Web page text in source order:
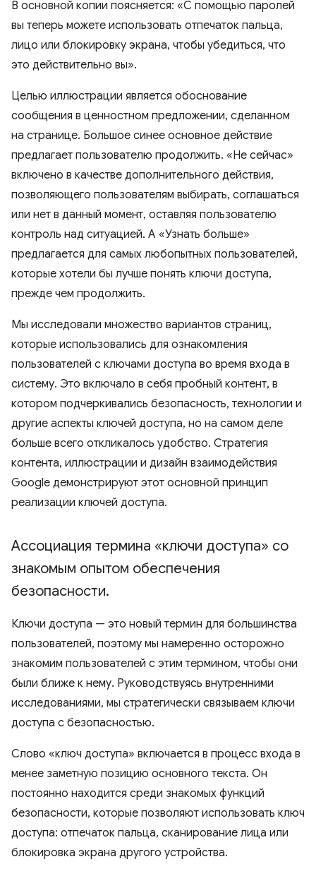
В основной копии поясняется: «С помощью паролей
вы теперь можете использовать отпечаток пальца,
лицо или блокировку экрана, чтобы убедиться, что
это действительно вы».
Целью иллюстрации является обоснование
сообщения в ценностном предложении, сделанном
на странице. Большое синее основное действие
предлагает пользователю продолжить. «Не сейчас»
включено в качестве дополнительного действия,
позволяющего пользователям выбирать, соглашаться
или нет в данный момент, оставляя пользователю
контроль над ситуацией. А «Узнать больше»
предлагается для самых любопытных пользователей,
которые хотели бы лучше понять ключи доступа,
прежде чем продолжить.
Мы исследовали множество вариантов страниц,
которые использовались для ознакомления
пользователей с ключами доступа во время входа в
систему. Это включало в себя пробный контент, в
котором подчеркивались безопасность, технологии и
другие аспекты ключей доступа, но на самом деле
больше всего откликалось удобство. Стратегия
контента, иллюстрации и дизайн взаимодействия
Google демонстрируют этот основной принцип
реализации ключей доступа.
Ассоциация термина «ключи доступа» со
знакомым опытом обеспечения
безопасности.
Ключи доступа — это новый термин для большинства
пользователей, поэтому мы намеренно осторожно
знакомим пользователей с этим термином, чтобы они
были ближе к нему. Руководствуясь внутренними
исследованиями, мы стратегически связываем ключи
доступа с безопасностью.
Слово «ключ доступа» включается в процесс входа в
менее заметную позицию основного текста. Он
постоянно находится среди знакомых функций
безопасности, которые позволяют использовать ключ
доступа: отпечаток пальца, сканирование лица или
блокировка экрана другого устройства.